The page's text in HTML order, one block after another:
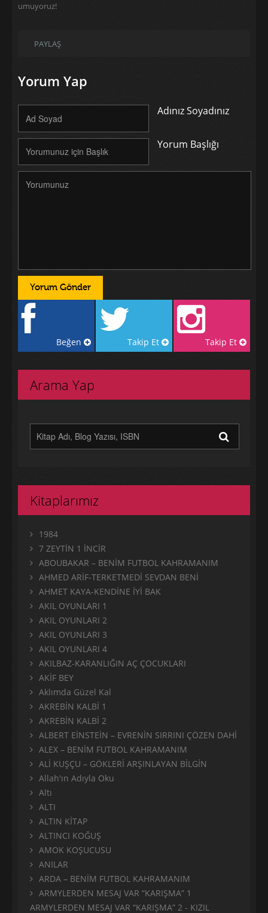
umuyoruz!
PAYLAŞ
Yorum Yap
Adınız Soyadınız
Yorum Başlığı
Beğen Takip Et Takip Et
Arama Yap
Kitaplarımız
1984
7 ZEYTİN 1 İNCİR
ABOUBAKAR – BENİM FUTBOL KAHRAMANIM
AHMED ARİF-TERKETMEDİ SEVDAN BENİ
AHMET KAYA-KENDİNE İYİ BAK
AKIL OYUNLARI 1
AKIL OYUNLARI 2
AKIL OYUNLARI 3
AKIL OYUNLARI 4
AKILBAZ-KARANLIĞIN AÇ ÇOCUKLARI
AKİF BEY
Aklımda Güzel Kal
AKREBİN KALBİ 1
AKREBİN KALBİ 2
ALBERT EİNSTEİN – EVRENİN SIRRINI ÇÖZEN DAHİ
ALEX – BENİM FUTBOL KAHRAMANIM
ALİ KUŞÇU – GÖKLERİ ARŞINLAYAN BİLGİN
Allah'ın Adıyla Oku
Altı
ALTI
ALTIN KİTAP
ALTINCI KOĞUŞ
AMOK KOŞUCUSU
ANILAR
ARDA – BENİM FUTBOL KAHRAMANIM
ARMYLERDEN MESAJ VAR “KARIŞMA” 1
ARMYLERDEN MESAJ VAR “KARIŞMA” 2 - KIZIL